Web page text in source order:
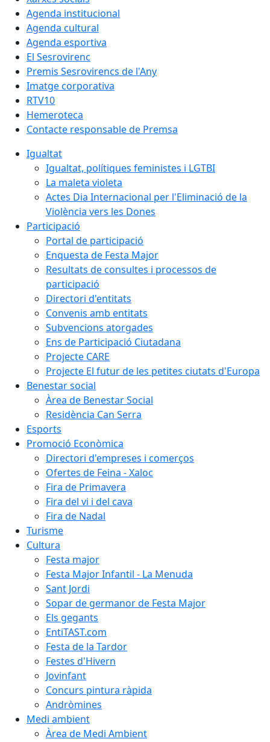
Agenda institucional
Agenda cultural
Agenda esportiva
El Sesrovirenc
Premis Sesrovirencs de l'Any
Imatge corporativa
RTV10
Hemeroteca
Contacte responsable de Premsa
Igualtat
Igualtat, polítiques feministes i LGTBI
La maleta violeta
Actes Dia Internacional per l'Eliminació de la
Violència vers les Dones
Participació
Portal de participació
Enquesta de Festa Major
Resultats de consultes i processos de
participació
Directori d'entitats
Convenis amb entitats
Subvencions atorgades
Ens de Participació Ciutadana
Projecte CARE
Projecte El futur de les petites ciutats d'Europa
Benestar social
Àrea de Benestar Social
Residència Can Serra
Esports
Promoció Econòmica
Directori d'empreses i comerços
Ofertes de Feina - Xaloc
Fira de Primavera
Fira del vi i del cava
Fira de Nadal
Turisme
Cultura
Festa major
Festa Major Infantil - La Menuda
Sant Jordi
Sopar de germanor de Festa Major
Els gegants
EntiTAST.com
Festa de la Tardor
Festes d'Hivern
Jovinfant
Concurs pintura ràpida
Andròmines
Medi ambient
Àrea de Medi Ambient